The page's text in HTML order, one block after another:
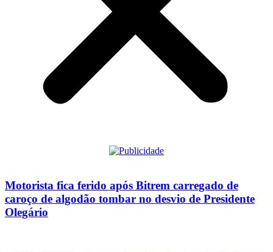
Motorista fica ferido após Bitrem carregado de
caroço de algodão tombar no desvio de Presidente
Olegário